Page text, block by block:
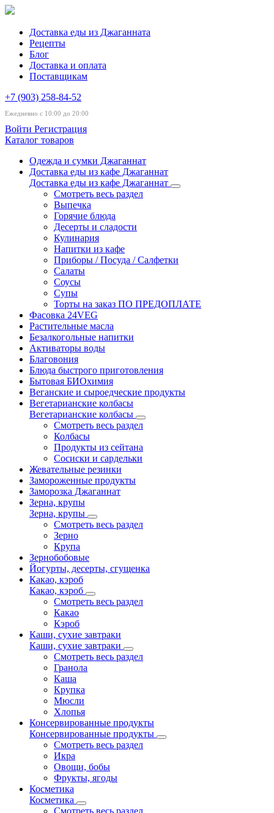
Доставка еды из Джаганната
Рецепты
Блог
Доставка и оплата
Поставщикам
+7 (903) 258-84-52
Ежедневно с 10:00 до 20:00
Войти Регистрация
Каталог товаров
Одежда и сумки Джаганнат
Доставка еды из кафе Джаганнат
Доставка еды из кафе Джаганнат
Смотреть весь раздел
Выпечка
Горячие блюда
Десерты и сладости
Кулинария
Напитки из кафе
Приборы / Посуда / Салфетки
Салаты
Соусы
Супы
Торты на заказ ПО ПРЕДОПЛАТЕ
Фасовка 24VEG
Растительные масла
Безалкогольные напитки
Активаторы воды
Благовония
Блюда быстрого приготовления
Бытовая БИОхимия
Веганские и сыроедческие продукты
Вегетарианские колбасы
Вегетарианские колбасы
Смотреть весь раздел
Колбасы
Продукты из сейтана
Сосиски и сардельки
Жевательные резинки
Замороженные продукты
Заморозка Джаганнат
Зерна, крупы
Зерна, крупы
Смотреть весь раздел
Зерно
Крупа
Зернобобовые
Йогурты, десерты, сгущенка
Какао, кэроб
Какао, кэроб
Смотреть весь раздел
Какао
Кэроб
Каши, сухие завтраки
Каши, сухие завтраки
Смотреть весь раздел
Гранола
Каша
Крупка
Мюсли
Хлопья
Консервированные продукты
Консервированные продукты
Смотреть весь раздел
Икра
Овощи, бобы
Фрукты, ягоды
Косметика
Косметика
Смотреть весь раздел